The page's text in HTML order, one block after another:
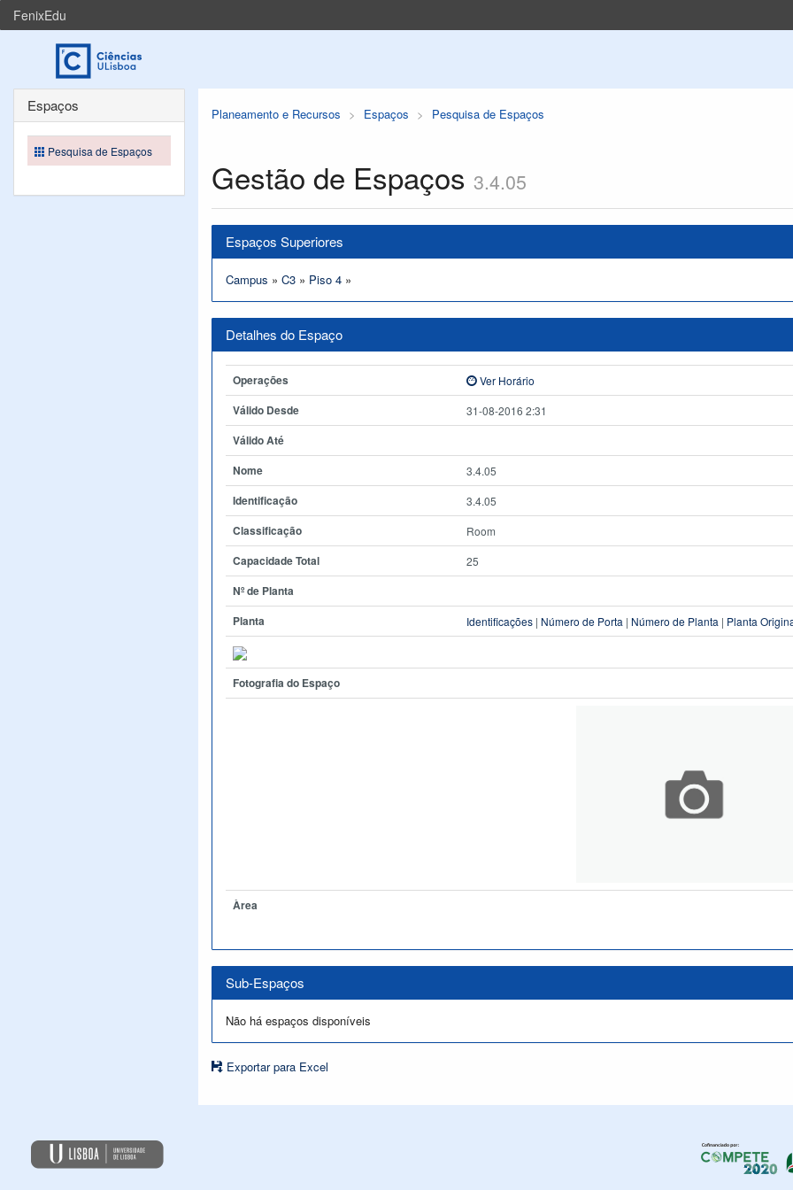
FenixEdu
Planeamento e Recursos Espaços Pesquisa de Espaços
Gestão de Espaços 3.4.05
Espaços Superiores
Campus » C3 » Piso 4 »
Detalhes do Espaço
Operações Ver Horário
Válido Desde 31-08-2016 2:31
Válido Até
Nome
3.4.05
Identificação 3.4.05
Classificação Room
Capacidade Total 25
Nº de Planta
Planta
Identificações | Número de Porta | Número de Planta | Planta
Fotografia do Espaço
Àrea
Sub-Espaços
Não há espaços disponíveis
Exportar para Excel
Espaços
Pesquisa de Espaços